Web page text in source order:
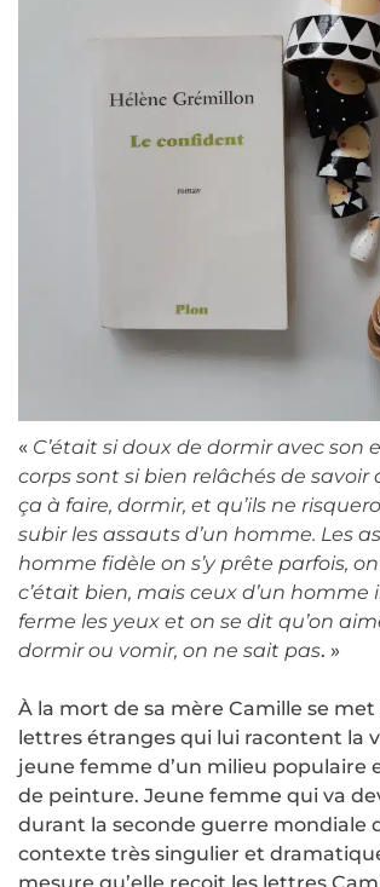
« C’était si doux de dormir avec son
corps sont si bien relâchés de savoir
ça à faire, dormir, et qu’ils ne
subir les assauts d’un homme. Les
homme fidèle on s’y prête parfois,
c’était bien, mais ceux d’un homme
ferme les yeux et on se dit qu’on
dormir ou vomir, on ne sait pas. »
À la mort de sa mère Camille se met
lettres étranges qui lui racontent la
jeune femme d’un milieu populaire
de peinture. Jeune femme qui va
durant la seconde guerre mondiale
contexte très singulier et